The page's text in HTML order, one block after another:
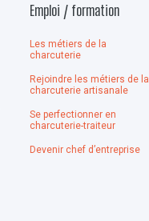
Emploi / formation
Les métiers de la
charcuterie
Rejoindre les métiers de la
charcuterie artisanale
Se perfectionner en
charcuterie-traiteur
Devenir chef d’entreprise